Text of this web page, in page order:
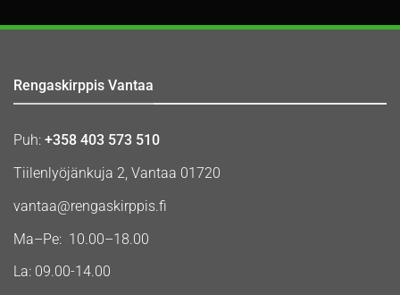
Rengaskirppis Vantaa
Puh: +358 403 573 510
Tiilenlyöjänkuja 2, Vantaa 01720
vantaa@rengaskirppis.fi
Ma–Pe: 10.00–18.00
La: 09.00-14.00